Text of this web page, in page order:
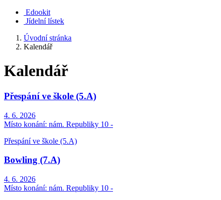
Edookit
Jídelní lístek
Úvodní stránka
Kalendář
Kalendář
Přespání ve škole (5.A)
4. 6. 2026
Místo konání: nám. Republiky 10 -
Přespání ve škole (5.A)
Bowling (7.A)
4. 6. 2026
Místo konání: nám. Republiky 10 -